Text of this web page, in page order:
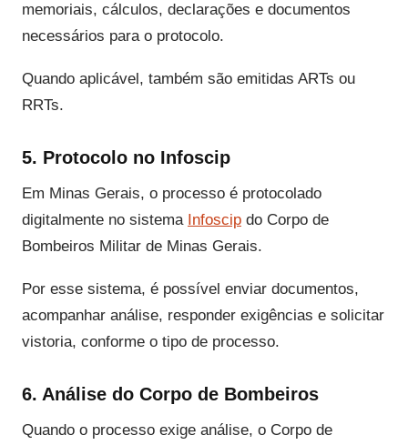
memoriais, cálculos, declarações e documentos
necessários para o protocolo.
Quando aplicável, também são emitidas ARTs ou
RRTs.
5. Protocolo no Infoscip
Em Minas Gerais, o processo é protocolado
digitalmente no sistema Infoscip do Corpo de
Bombeiros Militar de Minas Gerais.
Por esse sistema, é possível enviar documentos,
acompanhar análise, responder exigências e solicitar
vistoria, conforme o tipo de processo.
6. Análise do Corpo de Bombeiros
Quando o processo exige análise, o Corpo de